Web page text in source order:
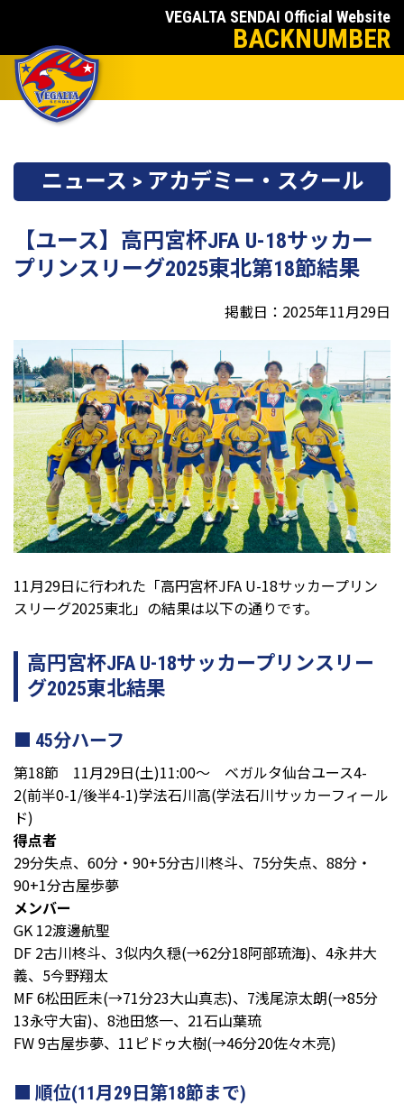
VEGALTA SENDAI Official Website
BACKNUMBER
ニュース > アカデミー・スクール
【ユース】高円宮杯JFA U-18サッカー
プリンスリーグ2025東北第18節結果
掲載日：2025年11月29日
11月29日に行われた「高円宮杯JFA U-18サッカープリン
スリーグ2025東北」の結果は以下の通りです。
高円宮杯JFA U-18サッカープリンスリー
グ2025東北結果
45分ハーフ
第18節 11月29日(土)11:00～ ベガルタ仙台ユース4-
2(前半0-1/後半4-1)学法石川高(学法石川サッカーフィール
ド)
得点者
29分失点、60分・90+5分古川柊斗、75分失点、88分・
90+1分古屋歩夢
メンバー
GK 12渡邊航聖
DF 2古川柊斗、3似内久穏(→62分18阿部琉海)、4永井大
義、5今野翔太
MF 6松田匠未(→71分23大山真志)、7浅尾涼太朗(→85分
13永守大宙)、8池田悠一、21石山葉琉
FW 9古屋歩夢、11ピドゥ大樹(→46分20佐々木亮)
順位(11月29日第18節まで)